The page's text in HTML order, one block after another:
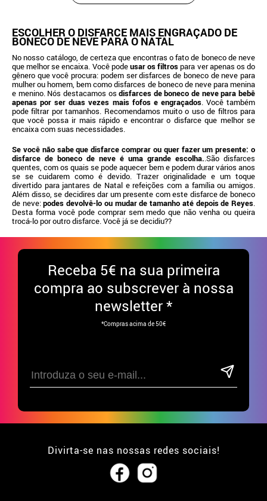
ESCOLHER O DISFARCE MAIS ENGRAÇADO DE
BONECO DE NEVE PARA O NATAL
No nosso catálogo, de certeza que encontras o fato de boneco de neve
que melhor se encaixa. Você podeusar os filtrospara ver apenas os do
gênero que você procura: podem ser disfarces de boneco de neve para
mulher ou homem, bem como disfarces de boneco de neve para menina
e menino. Nós destacamos osdisfarces de boneco de neve para bebê
apenas por ser duas vezes mais fofos e engraçados. Você também
pode filtrar por tamanhos. Recomendamos muito o uso de filtros para
que você possa ir mais rápido e encontrar o disfarce que melhor se
encaixa com suas necessidades.
Se você não sabe que disfarce comprar ou quer fazer um presente: o
disfarce de boneco de neve é uma grande escolha..São disfarces
quentes, com os quais se pode aquecer bem e podem durar vários anos
se se cuidarem como é devido. Trazer originalidade e um toque
divertido para jantares de Natal e refeições com a família ou amigos.
Além disso, se decidires dar um presente com este disfarce de boneco
de neve:podes devolvê-lo ou mudar de tamanho até depois de Reyes.
Desta forma você pode comprar sem medo que não venha ou queira
trocá-lo por outro disfarce. Você já se decidiu??
Receba 5€ na sua primeira
compra ao subscrever à nossa
newsletter *
*Compras acima de 50€
Divirta-se nas nossas redes sociais!